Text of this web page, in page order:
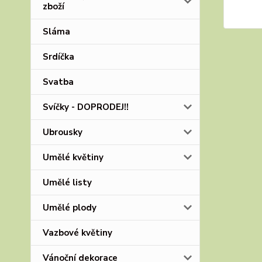
zboží
Sláma
Srdíčka
Svatba
Svíčky - DOPRODEJ!!
Ubrousky
Umělé květiny
Umělé listy
Umělé plody
Vazbové květiny
Vánoční dekorace